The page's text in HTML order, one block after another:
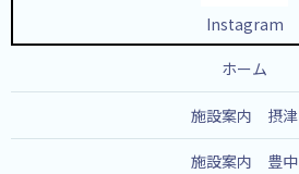
Instagram
ホーム
施設案内 摂津
施設案内 豊中